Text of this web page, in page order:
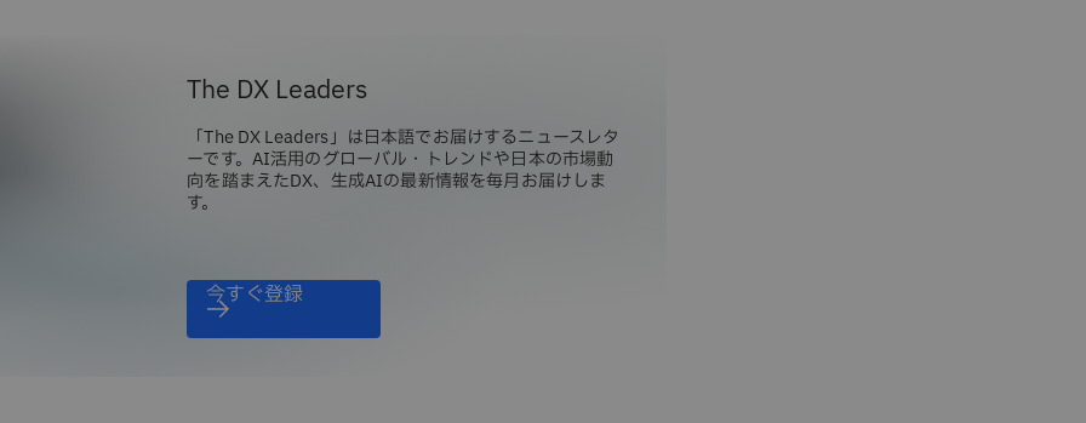
The DX Leaders
「The DX Leaders」は日本語でお届けするニュースレタ
ーです。AI活用のグローバル・トレンドや日本の市場動
向を踏まえたDX、生成AIの最新情報を毎月お届けしま
す。
今すぐ登録